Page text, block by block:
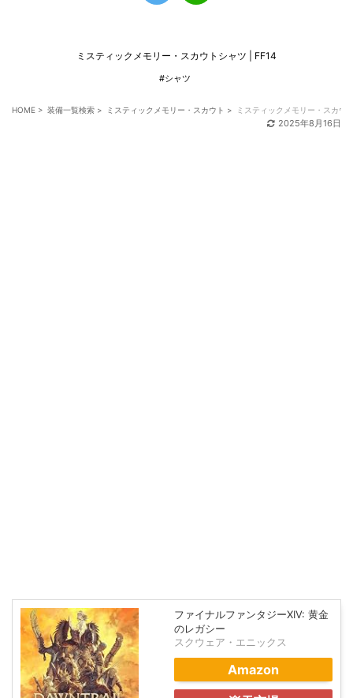
ミスティックメモリー・スカウトシャツ | FF14
#シャツ
HOME > 装備一覧検索 > ミスティックメモリー・スカウト > ミスティックメモリー・スカウ
2025年8月16日
ファイナルファンタジーXIV: 黄金
のレガシー
スクウェア・エニックス
Amazon